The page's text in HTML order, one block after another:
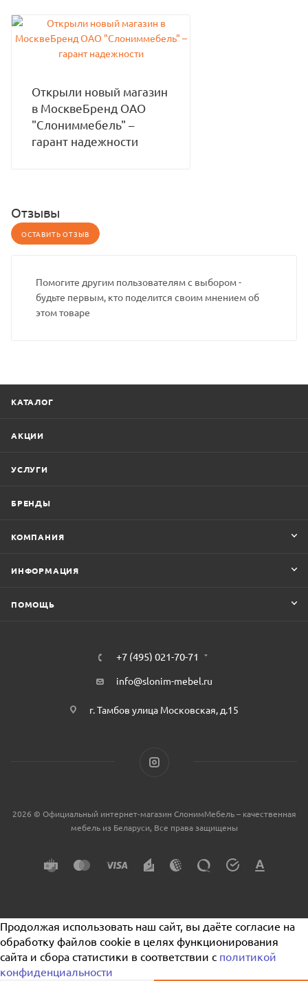
Открыли новый магазин
в МосквеБренд ОАО
"Слониммебель" –
гарант надежности
Отзывы
ОСТАВИТЬ ОТЗЫВ
Помогите другим пользователям с выбором -
будьте первым, кто поделится своим мнением об
этом товаре
КАТАЛОГ
АКЦИИ
УСЛУГИ
БРЕНДЫ
КОМПАНИЯ
ИНФОРМАЦИЯ
ПОМОЩЬ
+7 (495) 021-70-71
info@slonim-mebel.ru
г. Тамбов улица Московская, д.15
2026 © Официальный интернет-магазин СлонимМебель – качественная
мебель из Беларуси, Все права защищены
Продолжая использовать наш сайт, вы даёте согласие на
обработку файлов cookie в целях функционирования
сайта и сбора статистики в соответствии с политикой
конфиденциальности